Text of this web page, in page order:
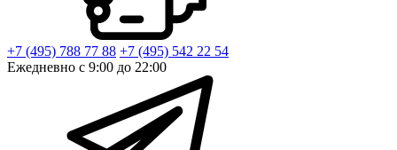
+7 (495) 788 77 88 +7 (495) 542 22 54
Ежедневно с 9:00 до 22:00